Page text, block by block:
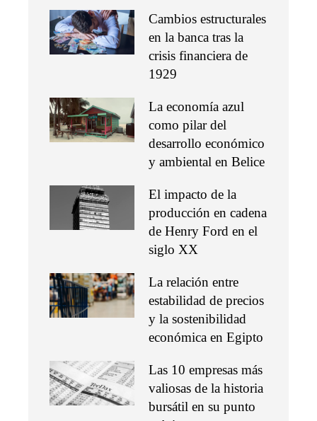
Cambios estructurales
en la banca tras la
crisis financiera de
1929
La economía azul
como pilar del
desarrollo económico
y ambiental en Belice
El impacto de la
producción en cadena
de Henry Ford en el
siglo XX
La relación entre
estabilidad de precios
y la sostenibilidad
económica en Egipto
Las 10 empresas más
valiosas de la historia
bursátil en su punto